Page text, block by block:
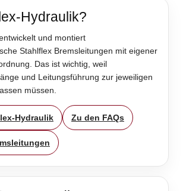
Hydraulik?
und montiert
Stahlflex Bremsleitungen mit eigener
Das ist wichtig, weil
und Leitungsführung zur jeweiligen
müssen.
Hydraulik Zu den FAQs